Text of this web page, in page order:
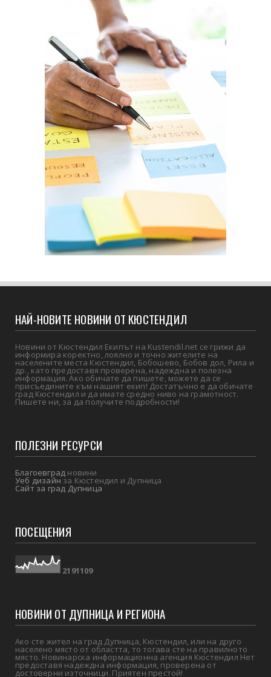
НАЙ-НОВИТЕ НОВИНИ ОТ КЮСТЕНДИЛ
Новини от Кюстендил Екипът на Kustendil.net се грижи да
информира коректно, лоялно и точно жителите на
населените места Кюстендил, Бобошево, Бобов дол, Рила и
др., като предоставя проверена, надеждна и полезна
информация. Ако обичате да пишете, можете да се
присъедините към нашият екип! Достатъчно е да обичате
град Кюстендил и да имате средно ниво на грамотност.
Пишете ни, за да получите подробности!
ПОЛЕЗНИ РЕСУРСИ
Благоевград новини
Уеб дизайнза Кюстендил и Дупница
Сайт за град Дупница
ПОСЕЩЕНИЯ
21 91109
НОВИНИ ОТ ДУПНИЦА И РЕГИОНА
Ако сте жител на град Дупница, Кюстендил, или на друго
населено място от областта, то тогава сте на правилното
място. Новинарска информационна агенция Кюстендил Нет
предоставя надеждна информация, проверена от
достоверни източници. Приятен престой!